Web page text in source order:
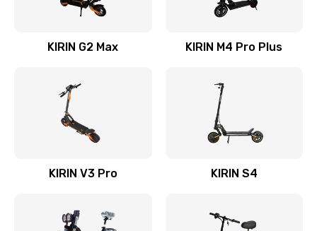
KIRIN G2 Max KIRIN M4 Pro Plus
KIRIN V3 Pro KIRIN S4